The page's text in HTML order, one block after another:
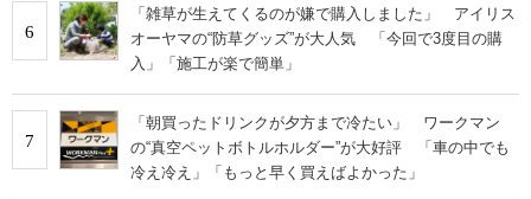
6
「雑草が生えてくるのが嫌で購入しました」 アイリス
オーヤマの“防草グッズ”が大人気 「今回で3度目の購
入」「施工が楽で簡単」
7
「朝買ったドリンクが夕方まで冷たい」 ワークマン
の“真空ペットボトルホルダー”が大好評 「車の中でも
冷え冷え」「もっと早く買えばよかった」